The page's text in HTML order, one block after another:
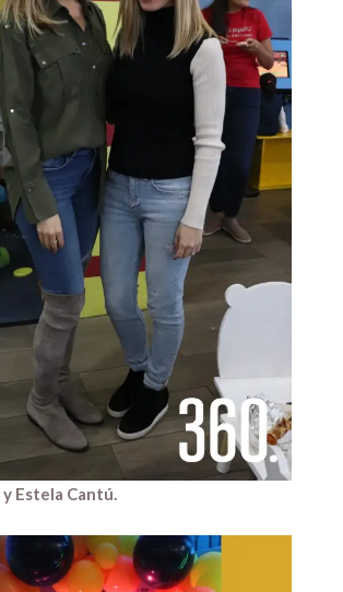
Estela Cantú.